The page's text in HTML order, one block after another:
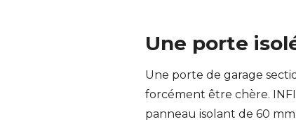
Une porte
Une porte de garage
forcément être chère.
panneau isolant de 60